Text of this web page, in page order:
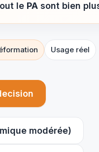
le PAsont bien
Usage réel
modérée)